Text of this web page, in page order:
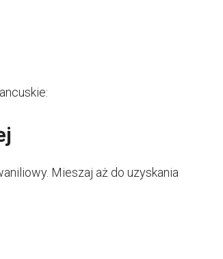
Mieszaj aż do uzyskania